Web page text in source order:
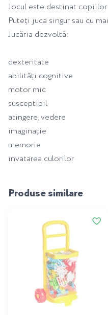
Jocul este destinat copiilor
Puteți juca singur sau cu
Jucăria dezvoltă:
dexteritate
abilități cognitive
motor mic
susceptibil
atingere, vedere
imaginație
memorie
invatarea culorilor
Produse similare